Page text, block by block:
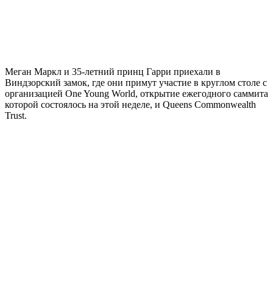
Меган Маркл и 35-летний принц Гарри приехали в
Виндзорский замок, где они примут участие в круглом столе с
организацией One Young World, открытие ежегодного саммита
которой состоялось на этой неделе, и Queens Commonwealth
Trust.